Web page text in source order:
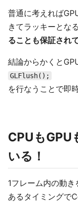
普通に考えれば
きてラッキーとな
ることも保証され
結論からかくと
GLFlush();
を行なうことで即
CPUもGPU
いる！
1フレーム内の動き
あるタイミングで